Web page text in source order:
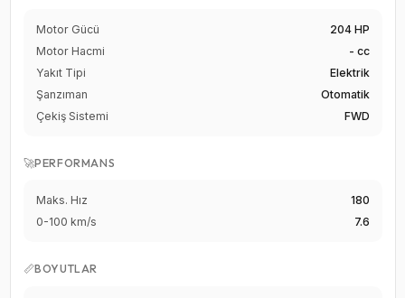
Motor Gücü
204 HP
Motor Hacmi
- cc
Yakıt Tipi
Elektrik
Şanzıman
Otomatik
Çekiş Sistemi
FWD
🚀PERFORMANS
Maks. Hız
180
0-100 km/s
7.6
📏BOYUTLAR